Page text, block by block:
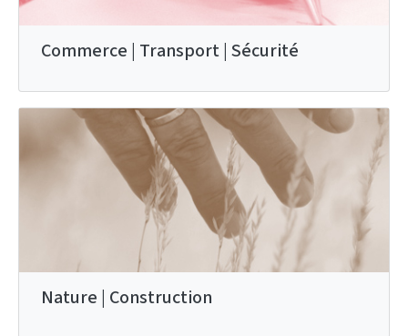
Commerce | Transport | Sécurité
Nature | Construction